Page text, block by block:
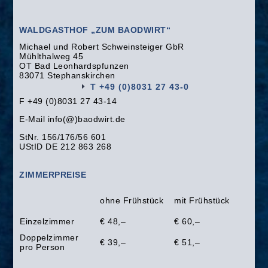
WALDGASTHOF „ZUM BAODWIRT“
Michael und Robert Schweinsteiger GbR
Mühlthalweg 45
OT Bad Leonhardspfunzen
83071 Stephanskirchen
T +49 (0)8031 27 43-0
F +49 (0)8031 27 43-14
E-Mail info(@)baodwirt.de
StNr. 156/176/56 601
UStID DE 212 863 268
ZIMMERPREISE
ohne Frühstück mit Frühstück
Einzelzimmer € 48,–
€ 60,–
Doppelzimmer
pro Person
€ 39,– € 51,–